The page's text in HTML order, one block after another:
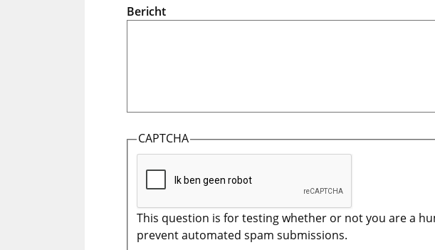
Bericht
CAPTCHA
This question is for testing whether or not you are a
prevent automated spam submissions.